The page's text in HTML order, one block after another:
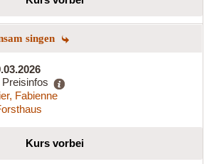
singen
Fabienne
Kurs vorbei